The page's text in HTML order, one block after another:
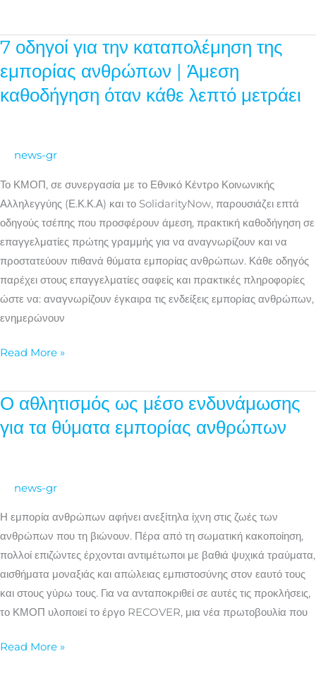
7 οδηγοί για την καταπολέμηση της
εμπορίας ανθρώπων | Άμεση
καθοδήγηση όταν κάθε λεπτό μετράει
news-gr
Το ΚΜΟΠ, σε συνεργασία με το Εθνικό Κέντρο Κοινωνικής
Αλληλεγγύης (Ε.Κ.Κ.Α) και το SolidarityNow, παρουσιάζει επτά
οδηγούς τσέπης που προσφέρουν άμεση, πρακτική καθοδήγηση σε
επαγγελματίες πρώτης γραμμής για να αναγνωρίζουν και να
προστατεύουν πιθανά θύματα εμπορίας ανθρώπων. Κάθε οδηγός
παρέχει στους επαγγελματίες σαφείς και πρακτικές πληροφορίες
ώστε να: αναγνωρίζουν έγκαιρα τις ενδείξεις εμπορίας ανθρώπων,
ενημερώνουν
7
για
την
εμπορίας
Read More »
Ο αθλητισμός ως μέσο ενδυνάμωσης
για τα θύματα εμπορίας ανθρώπων
news-gr
Η εμπορία ανθρώπων αφήνει ανεξίτηλα ίχνη στις ζωές των
ανθρώπων που τη βιώνουν. Πέρα από τη σωματική κακοποίηση,
πολλοί επιζώντες έρχονται αντιμέτωποι με βαθιά ψυχικά τραύματα,
αισθήματα μοναξιάς και απώλειας εμπιστοσύνης στον εαυτό τους
και στους γύρω τους. Για να ανταποκριθεί σε αυτές τις προκλήσεις,
το ΚΜΟΠ υλοποιεί το έργο RECOVER, μια νέα πρωτοβουλία που
Ο
ως
τα
θύματα
εμπορίας
ανθρώπων
Read More »